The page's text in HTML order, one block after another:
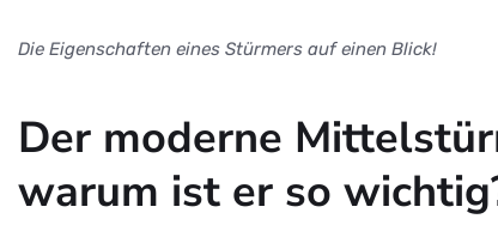
Die Eigenschaften eines Stürmers auf einen Blick!
Der moderne
warum ist er so